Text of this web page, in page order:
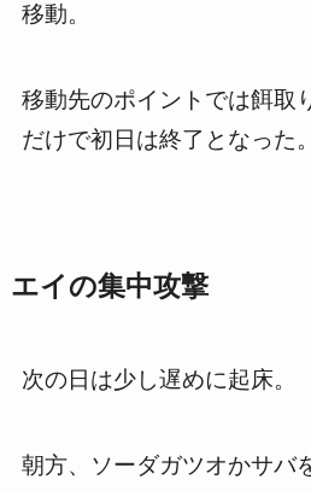
移動。
移動先のポイントでは餌取
だけで初日は終了となった。
エイの集中攻撃
次の日は少し遅めに起床。
朝方、ソーダガツオかサバ